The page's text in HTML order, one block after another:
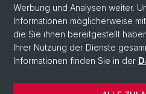
Mastodon
© Universität Basel
Medizinische Fakultät
Werbung und Analysen weiter.
Informationen möglicherweise
die Sie ihnen bereitgestellt
Ihrer Nutzung der Dienste
Informationen finden Sie in der